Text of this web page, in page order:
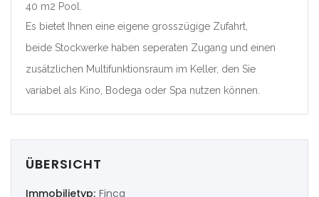
|-Badajoz
|-Cáceres
Frankreich
40 m2 Pool.
Es bietet Ihnen eine eigene grosszügige Zufahrt,
beide Stockwerke haben seperaten Zugang und einen
zusätzlichen Multifunktionsraum im Keller, den Sie
variabel als Kino, Bodega oder Spa nutzen können.
ÜBERSICHT
Immobilietyp: Finca